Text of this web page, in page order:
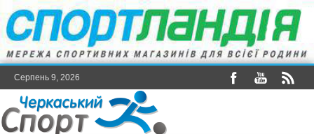
Серпень 9, 2026